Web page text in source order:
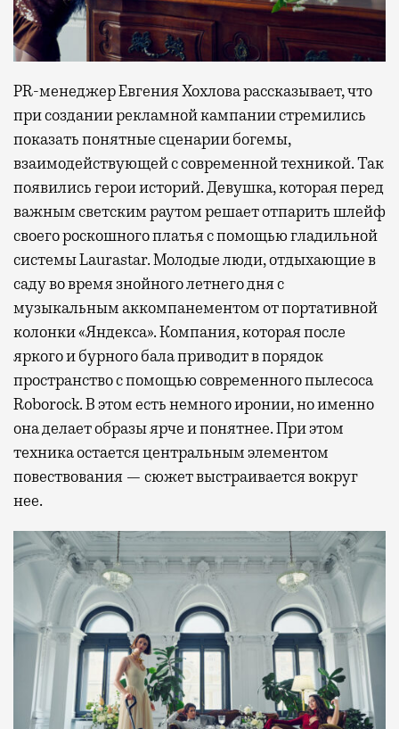
PR-менеджер Евгения Хохлова рассказывает, что
при создании рекламной кампании стремились
показать понятные сценарии богемы,
взаимодействующей с современной техникой. Так
появились герои историй. Девушка, которая перед
важным светским раутом решает отпарить шлейф
своего роскошного платья с помощью гладильной
системы Laurastar. Молодые люди, отдыхающие в
саду во время знойного летнего дня с
музыкальным аккомпанементом от портативной
колонки «Яндекса». Компания, которая после
яркого и бурного бала приводит в порядок
пространство с помощью современного пылесоса
Roborock. В этом есть немного иронии, но именно
она делает образы ярче и понятнее. При этом
техника остается центральным элементом
повествования — сюжет выстраивается вокруг
нее.